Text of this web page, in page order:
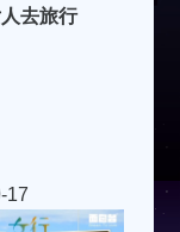
去旅行
17